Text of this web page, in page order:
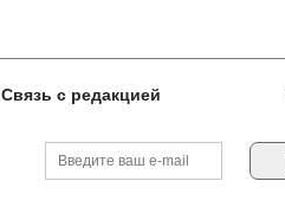
Связь с редакцией